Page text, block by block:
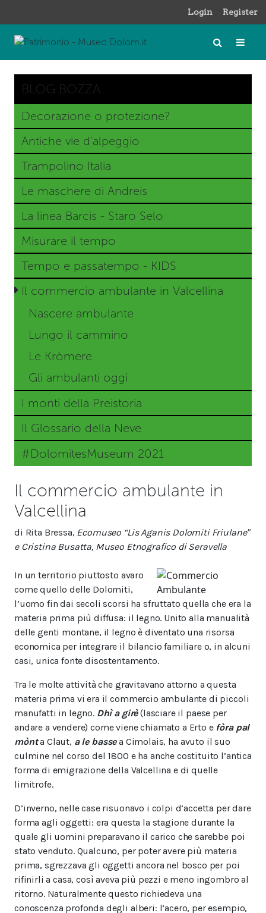
Login Register
BLOG BOZZA
Decorazione o protezione?
Antiche vie d'alpeggio
Trampolino Italia
Le maschere di Andreis
La linea Barcis - Staro Selo
Misurare il tempo
Tempo e passatempo - KIDS
Il commercio ambulante in Valcellina
Nascere ambulante
Lungo il cammino
Le Kròmere
Gli ambulanti oggi
I monti della Preistoria
Il Glossario della Neve
#DolomitesMuseum 2021
Il commercio ambulante in
Valcellina
di Rita Bressa, Ecomuseo “Lis Aganis Dolomiti Friulane"
e Cristina Busatta, Museo Etnografico di Seravella
In un territorio piuttosto avaro
come quello delle Dolomiti,
l’uomo fin dai secoli scorsi ha sfruttato quella che era la
materia prima più diffusa: il legno. Unito alla manualità
delle genti montane, il legno è diventato una risorsa
economica per integrare il bilancio familiare o, in alcuni
casi, unica fonte disostentamento.
Tra le molte attività che gravitavano attorno a questa
materia prima vi era il commercio ambulante di piccoli
manufatti in legno. Dhì a girè(lasciare il paese per
andare a vendere) come viene chiamato a Erto e fòra pal
mònt a Claut, a le bassea Cimolais, ha avuto il suo
culmine nel corso del 1800 eha anche costituito l’antica
forma di emigrazione della Valcellina e di quelle
limitrofe.
D’inverno, nelle case risuonavo i colpi d’accetta per dare
forma agli oggetti: era questa la stagionedurante la
quale gli uomini preparavano il carico che sarebbe poi
stato venduto. Qualcuno, per poteravere più materia
prima, sgrezzava gli oggetti ancora nel bosco per poi
rifinirli a casa, così aveva più pezzi e meno ingombro al
ritorno. Naturalmente questo richiedeva una
conoscenza profonda degli alberi: l’acero, per esempio,